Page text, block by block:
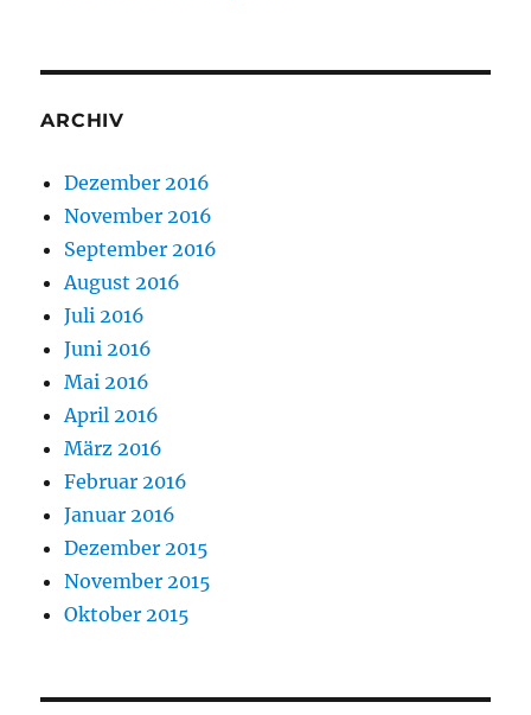
ARCHIV
Dezember 2016
November 2016
September 2016
August 2016
Juli 2016
Juni 2016
Mai 2016
April 2016
März 2016
Februar 2016
Januar 2016
Dezember 2015
November 2015
Oktober 2015